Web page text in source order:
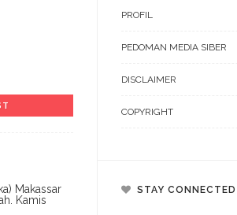
Makassar
Kamis
PROFIL
PEDOMAN MEDIA SIBER
DISCLAIMER
COPYRIGHT
STAY CONNECTED